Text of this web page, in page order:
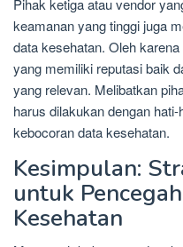
Pihak ketiga atau vendor
keamanan yang tinggi juga
data kesehatan. Oleh
yang memiliki reputasi baik
yang relevan. Melibatkan
harus dilakukan dengan
kebocoran data kesehatan.
Kesimpulan:
untuk
Kesehatan